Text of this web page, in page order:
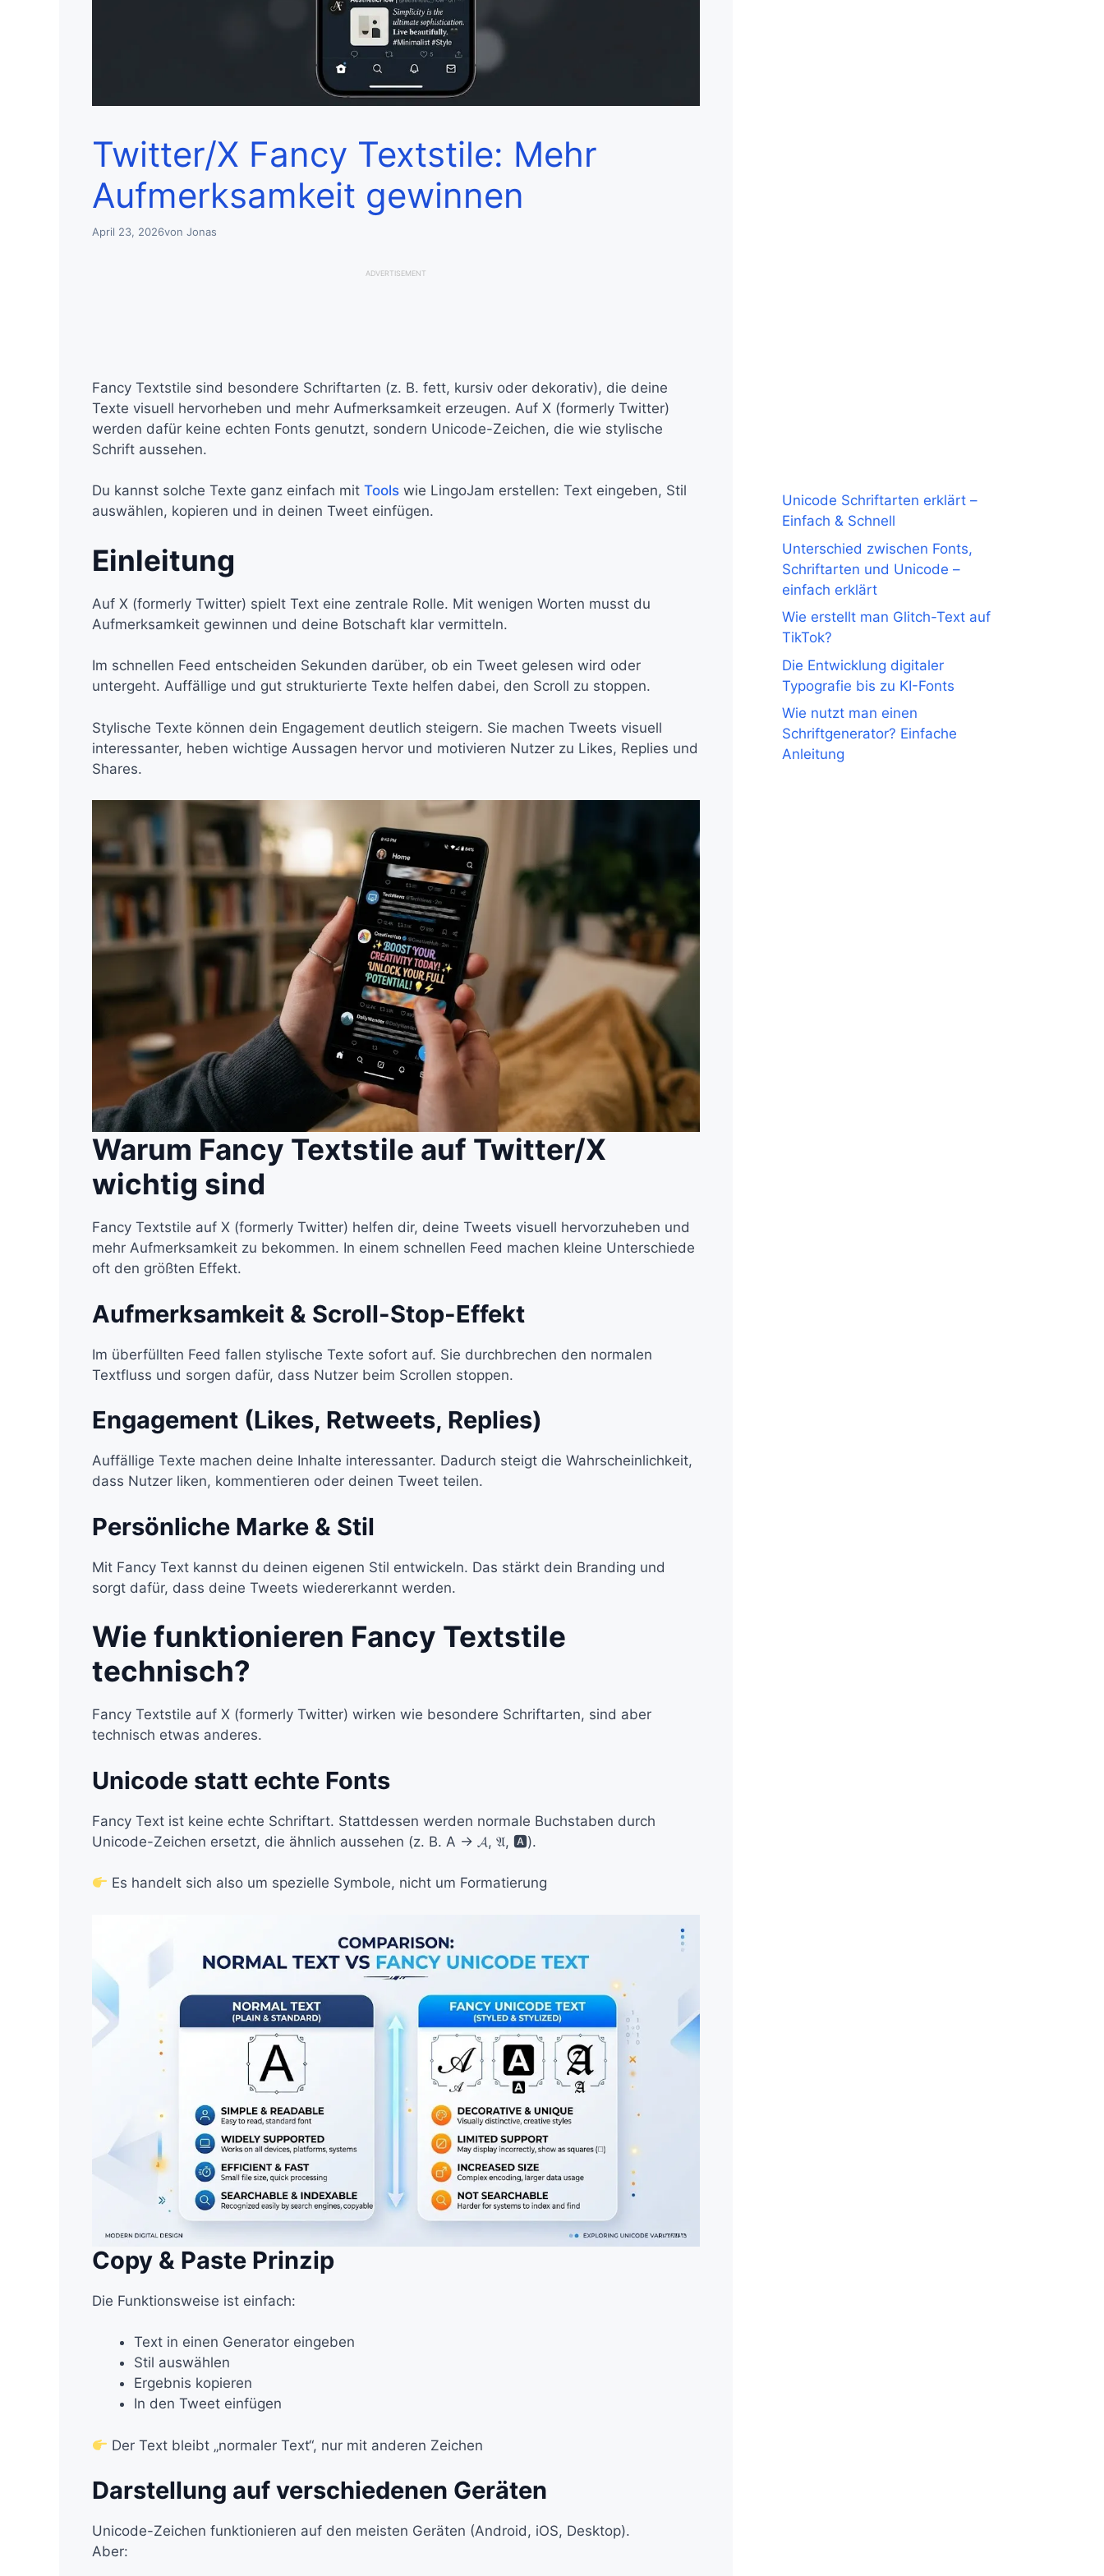
Twitter/X Fancy Textstile: Mehr
Aufmerksamkeit gewinnen
April 23, 2026von Jonas
ADVERTISEMENT
Fancy Textstile sind besondere Schriftarten (z. B. fett, kursiv oder dekorativ), die deine
Texte visuell hervorheben und mehr Aufmerksamkeit erzeugen. Auf X (formerly Twitter)
werden dafür keine echten Fonts genutzt, sondern Unicode-Zeichen, die wie stylische
Schrift aussehen.
Du kannst solche Texte ganz einfach mit Tools wie LingoJam erstellen: Text eingeben, Stil
auswählen, kopieren und in deinen Tweet einfügen.
Einleitung
Auf X (formerly Twitter) spielt Text eine zentrale Rolle. Mit wenigen Worten musst du
Aufmerksamkeit gewinnen und deine Botschaft klar vermitteln.
Im schnellen Feed entscheiden Sekunden darüber, ob ein Tweet gelesen wird oder
untergeht. Auffällige und gut strukturierte Texte helfen dabei, den Scroll zu stoppen.
Stylische Texte können dein Engagement deutlich steigern. Sie machen Tweets visuell
interessanter, heben wichtige Aussagen hervor und motivieren Nutzer zu Likes, Replies und
Shares.
Warum Fancy Textstile auf Twitter/X
wichtig sind
Fancy Textstile auf X (formerly Twitter) helfen dir, deine Tweets visuell hervorzuheben und
mehr Aufmerksamkeit zu bekommen. In einem schnellen Feed machen kleine Unterschiede
oft den größten Effekt.
Aufmerksamkeit & Scroll-Stop-Effekt
Im überfüllten Feed fallen stylische Texte sofort auf. Sie durchbrechen den normalen
Textfluss und sorgen dafür, dass Nutzer beim Scrollen stoppen.
Engagement (Likes, Retweets, Replies)
Auffällige Texte machen deine Inhalte interessanter. Dadurch steigt die Wahrscheinlichkeit,
dass Nutzer liken, kommentieren oder deinen Tweet teilen.
Persönliche Marke & Stil
Mit Fancy Text kannst du deinen eigenen Stil entwickeln. Das stärkt dein Branding und
sorgt dafür, dass deine Tweets wiedererkannt werden.
Wie funktionieren Fancy Textstile
technisch?
Fancy Textstile auf X (formerly Twitter) wirken wie besondere Schriftarten, sind aber
technisch etwas anderes.
Unicode statt echte Fonts
Fancy Text ist keine echte Schriftart. Stattdessen werden normale Buchstaben durch
Unicode-Zeichen ersetzt, die ähnlich aussehen (z. B. A → 𝓐, 𝔄, 🅰).
Es handelt sich also um spezielle Symbole, nicht um Formatierung
Copy & Paste Prinzip
Die Funktionsweise ist einfach:
Text in einen Generator eingeben
Stil auswählen
Ergebnis kopieren
In den Tweet einfügen
Der Text bleibt „normaler Text“, nur mit anderen Zeichen
Darstellung auf verschiedenen Geräten
Unicode-Zeichen funktionieren auf den meisten Geräten (Android, iOS, Desktop).
Aber:
Unicode Schriftarten erklärt –
Einfach & Schnell
Unterschied zwischen Fonts,
Schriftarten und Unicode –
einfach erklärt
Wie erstellt man Glitch-Text auf
TikTok?
Die Entwicklung digitaler
Typografie bis zu KI-Fonts
Wie nutzt man einen
Schriftgenerator? Einfache
Anleitung